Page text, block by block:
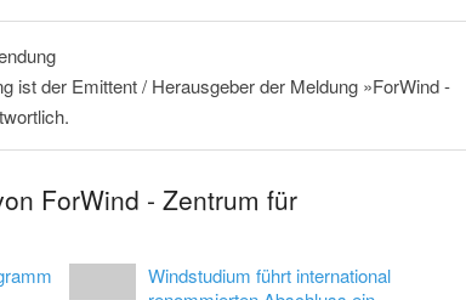
ist der Emittent / Herausgeber der Meldung »ForWind -
ForWind - Zentrum für
Windstudium führt international